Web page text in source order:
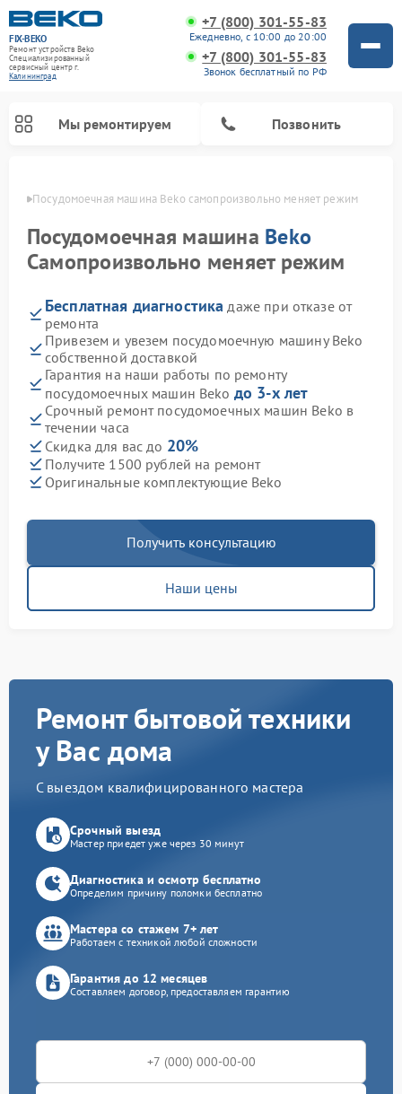
FIX-BEKO
Ремонт устройств Beko
Специализированный
cервисный центр г.
Калининград
+7 (800) 301-55-83
Ежедневно, с 10:00 до 20:00
+7 (800) 301-55-83
Звонок бесплатный по РФ
Мы ремонтируем Позвонить
Посудомоечная машина Beko самопроизвольно меняет режим
Посудомоечная машина Beko
Самопроизвольно меняет режим
Бесплатная диагностика даже при отказе от
ремонта
Привезем и увезем посудомоечную машину Beko
собственной доставкой
Гарантия на наши работы по ремонту
посудомоечных машин Beko до 3-х лет
Срочный ремонт посудомоечных машин Beko в
течении часа
Скидка для вас до 20%
Получите 1500 рублей на ремонт
Оригинальные комплектующие Beko
Получить консультацию
Наши цены
Ремонт бытовой техники
у Вас дома
С выездом квалифицированного мастера
Срочный выезд
Мастер приедет уже через 30 минут
Диагностика и осмотр бесплатно
Определим причину поломки бесплатно
Мастера со стажем 7+ лет
Работаем с техникой любой сложности
Гарантия до 12 месяцев
Составляем договор, предоставляем гарантию